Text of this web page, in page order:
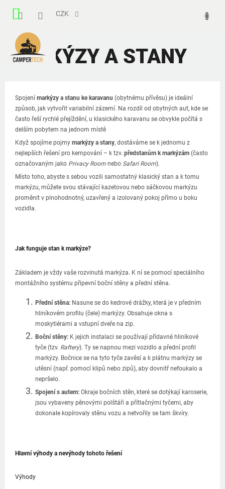
CZK
NÁKUPNÍ
MARKÝZY A STANY
Spojení markýzy a stanu ke karavanu (obytnému přívěsu) je ideální
způsob, jak vytvořit variabilní zázemí. Na rozdíl od obytných aut, kde se
často řeší rychlé přejíždění, u klasického karavanu se obvykle počítá s
delším pobytem na jednom místě
Když spojíme pojmy markýzy a stany, dostáváme se k jednomu z
nejlepších řešení pro kempování – k tzv. předstanům k markýzám (často
označovaným jako Privacy Room nebo Safari Room).
Místo toho, abyste s sebou vozili samostatný klasický stan a k tomu
markýzu, můžete svou stávající kazetovou nebo sáčkovou markýzu
proměnit v plnohodnotný, uzavřený a izolovaný pokoj přímo u boku
vozidla.
Jak funguje stan k markýze?
Základem je vždy vaše rozvinutá markýza. K ní se pomocí speciálního
montážního systému připevní boční stěny a přední stěna.
Přední stěna: Nasune se do kedrové drážky, která je v předním
hliníkovém profilu (čele) markýzy. Obsahuje okna s
moskytiérami a vstupní dveře na zip.
Boční stěny: K jejich instalaci se používají přídavné hliníkové
tyče (tzv. Raftery). Ty se napnou mezi vozidlo a přední profil
markýzy. Bočnice se na tyto tyče zavěsí a k plátnu markýzy se
utěsní (např. pomocí klipů nebo zipů), aby dovnitř nefoukalo a
nepršelo.
Spojení s autem: Okraje bočních stěn, které se dotýkají karoserie,
jsou vybaveny pěnovými polštáři a přítlačnými tyčemi, aby
dokonale kopírovaly stěnu vozu a netvořily se tam škvíry.
Hlavní výhody a nevýhody tohoto řešení
Výhody